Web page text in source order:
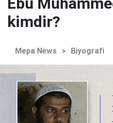
kimdir?
Mepa News > Biyografi